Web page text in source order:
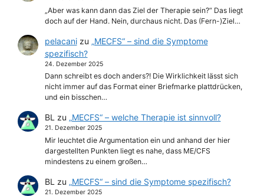
„Aber was kann dann das Ziel der Therapie sein?“ Das liegt
doch auf der Hand. Nein, durchaus nicht. Das (Fern-)Ziel…
pelacanizu „MECFS“ – sind die Symptome
spezifisch?
24. Dezember 2025
Dann schreibt es doch anders?! Die Wirklichkeit lässt sich
nicht immer auf das Format einer Briefmarke plattdrücken,
und ein bisschen…
BL zu „MECFS“ – welche Therapie ist sinnvoll?
21. Dezember 2025
Mir leuchtet die Argumentation ein und anhand der hier
dargestellten Punkten liegt es nahe, dass ME/CFS
mindestens zu einem großen…
BL zu „MECFS“ – sind die Symptome spezifisch?
21. Dezember 2025